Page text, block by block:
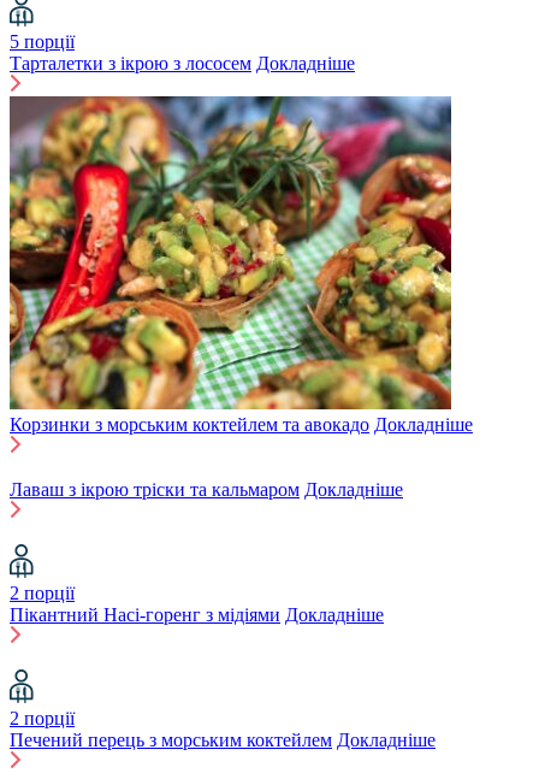
5 порції
Тарталетки з ікрою з лососем Докладніше
Корзинки з морським коктейлем та авокадо Докладніше
Лаваш з ікрою тріски та кальмаром Докладніше
2 порції
Пікантний Насі-горенг з мідіями Докладніше
2 порції
Печений перець з морським коктейлем Докладніше